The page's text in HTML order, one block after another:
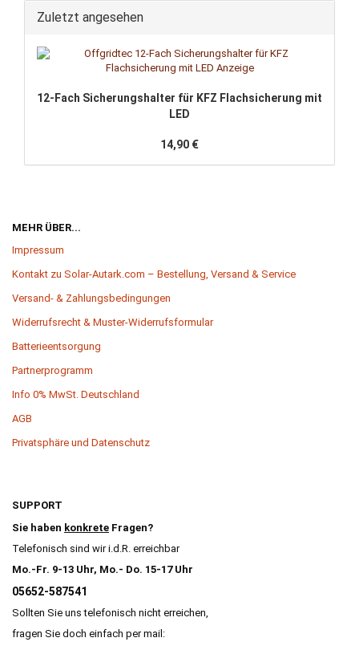
Zuletzt angesehen
12-​Fach Si­che­rungs­hal­ter für KFZ Flach­si­che­rung mit
LED
14,90 €
MEHR ÜBER...
Impressum
Kontakt zu Solar-Autark.com – Bestellung, Versand & Service
Versand- & Zahlungsbedingungen
Widerrufsrecht & Muster-Widerrufsformular
Batterieentsorgung
Partnerprogramm
Info 0% MwSt. Deutschland
AGB
Privatsphäre und Datenschutz
SUPPORT
Sie haben konkrete Fragen?
Telefonisch sind wir i.d.R. erreichbar
Mo.-Fr. 9-13 Uhr, Mo.- Do. 15-17 Uhr
05652-587541
Sollten Sie uns telefonisch nicht erreichen,
fragen Sie doch einfach per mail: